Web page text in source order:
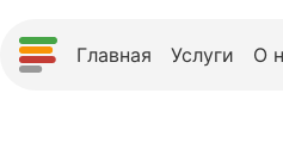
Главная Услуги О